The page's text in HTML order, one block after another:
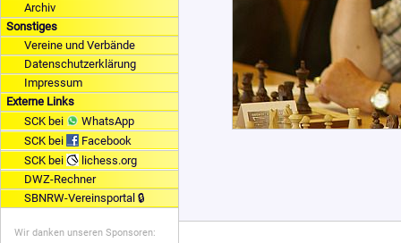
Archiv
Sonstiges
Vereine und Verbände
Datenschutzerklärung
Impressum
Externe Links
SCK bei
WhatsApp
SCK bei
Facebook
SCK bei
lichess.org
DWZ-Rechner
SBNRW-Vereinsportal 🔒
Wir danken unseren Sponsoren: